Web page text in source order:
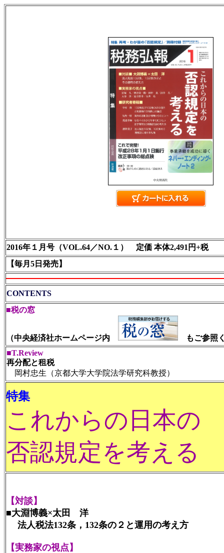
2016年１月号（VOL.64／NO.１） 定価 本体2,491円+税
【毎月 5日発売】
CONTENTS
■税の窓
（中央経済社ホームページ内
もご参照
■T.Review
再分配と租税
岡村忠生（京都大学大学院法学研究科教授）
特集
これからの日本の
否認規定を考える
【対談】
■大淵博義×太田 洋
法人税法132条，132条の２と運用の考え方
【実務家の視点】